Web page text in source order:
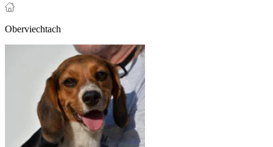
Oberviechtach